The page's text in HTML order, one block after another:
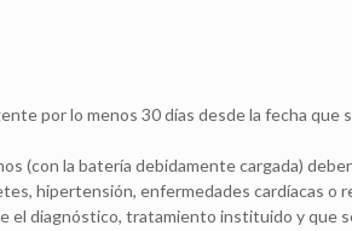
por lo menos 30 días desde la fecha que
(con la batería debidamente cargada)
hipertensión, enfermedades cardíacas
diagnóstico, tratamiento instituido y que